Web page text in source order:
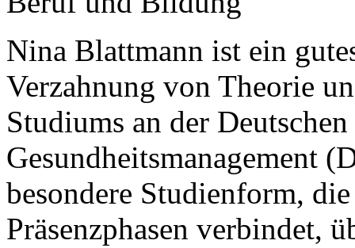
Nina Blattmann ist ein
Verzahnung von Theorie
Studiums an der
Gesundheitsmanagement
besondere Studienform,
Präsenzphasen verbindet,